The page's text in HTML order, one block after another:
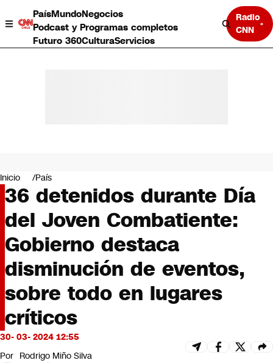
PaísMundoNegocios
Podcast y Programas completos
Futuro 360CulturaServicios
Radio
CNN
Negocios
Deportes
Programas completos
Cultura
Servicios
Bits
CNN tiempo
Futuro 360
Opinión
Inicio País
36 detenidos durante Día
del Joven Combatiente:
Gobierno destaca
disminución de eventos,
sobre todo en lugares
críticos
30- 03- 2024 12:55
Por Rodrigo Miño Silva